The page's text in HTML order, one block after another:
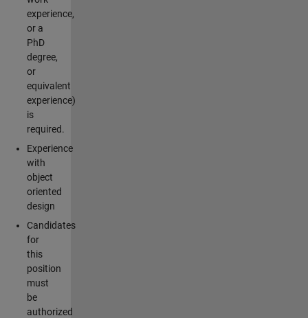
experience,
or a
PhD
degree,
or
equivalent
experience)
is
required.
Experience
with
object
oriented
design
Candidates
for
this
position
must
be
authorized